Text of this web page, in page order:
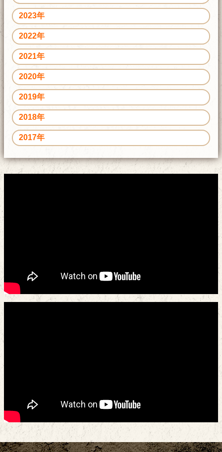
2023年
2022年
2021年
2020年
2019年
2018年
2017年